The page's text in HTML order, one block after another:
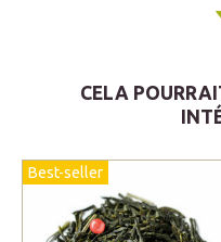
CELA
Best-seller